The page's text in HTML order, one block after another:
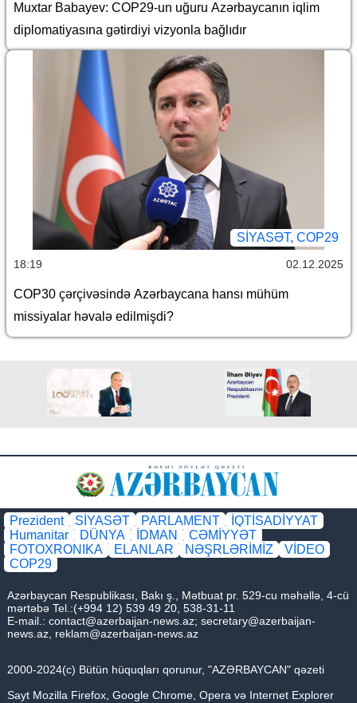
Muxtar Babayev: COP29-un uğuru Azərbaycanın iqlim
diplomatiyasına gətirdiyi vizyonla bağlıdır
SİYASƏT, COP29
18:19 02.12.2025
COP30 çərçivəsində Azərbaycana hansı mühüm
missiyalar həvalə edilmişdi?
Prezident SİYASƏT PARLAMENT
İQTİSADİYYAT
Humanitar
DÜNYA İDMAN
CƏMİYYƏT
FOTOXRONIKA
ELANLAR NƏŞRLƏRİMİZ
VİDEO
COP29
Azərbaycan Respublikası, Bakı ş., Mətbuat pr. 529-cu məhəllə, 4-cü
mərtəbə Tel.:(+994 12) 539 49 20, 538-31-11
E-mail.: contact@azerbaijan-news.az; secretary@azerbaijan-
news.az reklam@azerbaijan-news.az
2000-2024(c) Bütün hüquqları qorunur, "AZƏRBAYCAN" qəzeti
Sayt Mozilla Firefox, Google Chrome, Opera və Internet Explorer